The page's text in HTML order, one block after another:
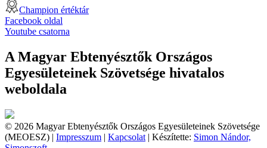
Champion értéktár
Facebook oldal
Youtube csatorna
A Magyar Ebtenyésztők Országos
Egyesületeinek Szövetsége hivatalos
weboldala
© 2026 Magyar Ebtenyésztők Országos Egyesületeinek Szövetsége
(MEOESZ) | Impresszum | Kapcsolat | Készítette: Simon Nándor,